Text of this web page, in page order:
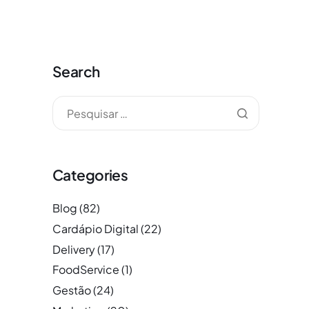
Search
Categories
Blog(82)
Cardápio Digital(22)
Delivery(17)
FoodService(1)
Gestão(24)